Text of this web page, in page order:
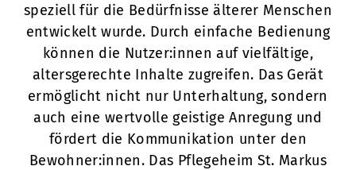
speziell für die Bedürfnisse älterer Menschen
entwickelt wurde. Durch einfache Bedienung
können die Nutzer:innen auf vielfältige,
altersgerechte Inhalte zugreifen. Das Gerät
ermöglicht nicht nur Unterhaltung, sondern
auch eine wertvolle geistige Anregung und
fördert die Kommunikation unter den
Bewohner:innen. Das Pflegeheim St. Markus